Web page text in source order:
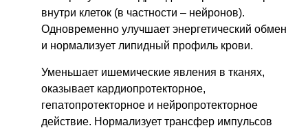
внутри клеток (в частности – нейронов).
Одновременно улучшает энергетический обмен
и нормализует липидный профиль крови.
Уменьшает ишемические явления в тканях,
оказывает кардиопротекторное,
гепатопротекторное и нейропротекторное
действие. Нормализует трансфер импульсов